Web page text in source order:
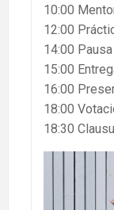
10:00
12:00
14:00
15:00
16:00
18:00
18:30